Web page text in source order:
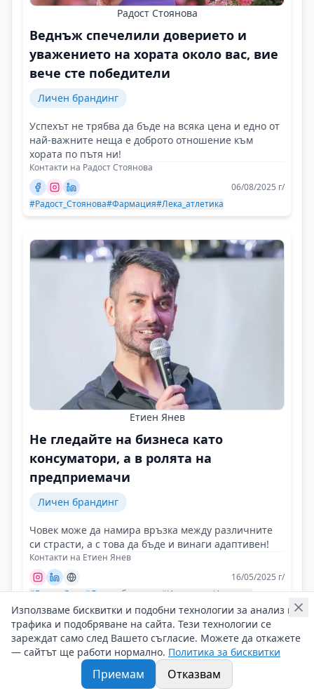
Радост Стоянова
Веднъж спечелили доверието и
уважението на хората около вас, вие
вече сте победители
Личен брандинг
Успехът не трябва да бъде на всяка цена и едно от
най-важните неща е доброто отношение към
хората по пътя ни!
Контакти на Радост Стоянова
06/08/2025 г/
#Радост_Стоянова#Фармация#Лека_атлетика
Етиен Янев
Не гледайте на бизнеса като
консуматори, а в ролята на
предприемачи
Личен брандинг
Човек може да намира връзка между различните
си страсти, а с това да бъде и винаги адаптивен!
Контакти на Етиен Янев
16/05/2025 г/
#Етиен_Янев#Личен_брандинг#Изкуствен_Интелект
Използваме бисквитки и подобни технологии за анализ на
трафика и подобряване на сайта. Тези технологии се
зареждат само след Вашето съгласие. Можете да откажете
— сайтът ще работи нормално. Политика за бисквитки
Приемам Отказвам